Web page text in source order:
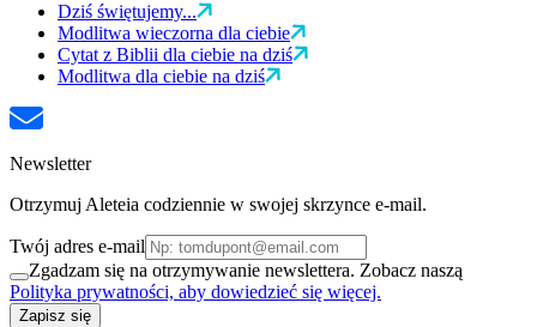
Dziś świętujemy...
Modlitwa wieczorna dla ciebie
Cytat z Biblii dla ciebie na dziś
Modlitwa dla ciebie na dziś
Newsletter
Otrzymuj Aleteia codziennie w swojej skrzynce e-mail.
Twój adres e-mail
Zgadzam się na otrzymywanie newslettera. Zobacz naszą
Polityka prywatności, aby dowiedzieć się więcej.
Zapisz się